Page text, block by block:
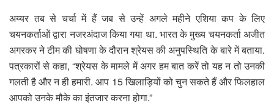
अय्यर तब से चर्चा में हैं जब से उन्हें अगले महीने एशिया कप के लिए
चयनकर्ताओं द्वारा नजरअंदाज किया गया था. भारत के मुख्य चयनकर्ता अजीत
अगरकर ने टीम की घोषणा के दौरान श्रेयस की अनुपस्थिति के बारे में बताया.
पत्रकारों से कहा, “श्रेयस के मामले में अगर हम बात करें तो यह न तो उनकी
गलती है और न ही हमारी. आप 15 खिलाड़ियों को चुन सकते हैं और फिलहाल
आपको उनके मौके का इंतजार करना होगा.”